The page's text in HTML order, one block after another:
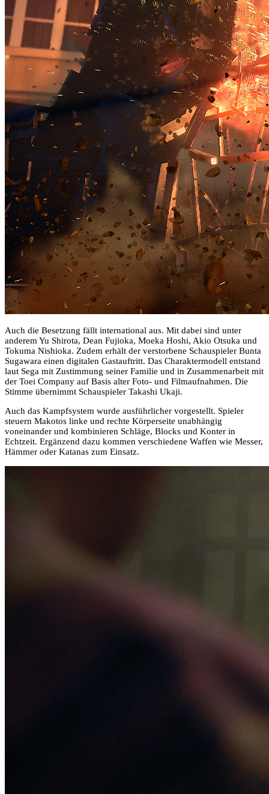
Auch die Besetzung fällt international aus. Mit dabei sind unter
anderem Yu Shirota, Dean Fujioka, Moeka Hoshi, Akio Otsuka und
Tokuma Nishioka. Zudem erhält der verstorbene Schauspieler Bunta
Sugawara einen digitalen Gastauftritt. Das Charaktermodell entstand
laut Sega mit Zustimmung seiner Familie und in Zusammenarbeit mit
der Toei Company auf Basis alter Foto- und Filmaufnahmen. Die
Stimme übernimmt Schauspieler Takashi Ukaji.
Auch das Kampfsystem wurde ausführlicher vorgestellt. Spieler
steuern Makotos linke und rechte Körperseite unabhängig
voneinander und kombinieren Schläge, Blocks und Konter in
Echtzeit. Ergänzend dazu kommen verschiedene Waffen wie Messer,
Hämmer oder Katanas zum Einsatz.